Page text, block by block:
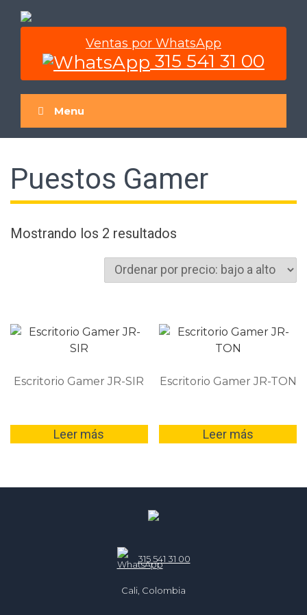
Ventas por WhatsApp
315 541 31 00
Menu
Puestos Gamer
Mostrando los 2 resultados
por
precio:
alto
Escritorio Gamer JR-SIR
Leer más
Escritorio Gamer JR-TON
Leer más
315 541 31 00
Cali, Colombia